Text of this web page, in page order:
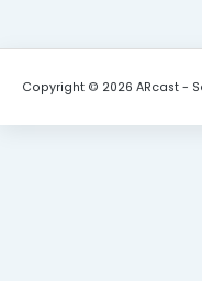
Copyright © 2026 ARcast -